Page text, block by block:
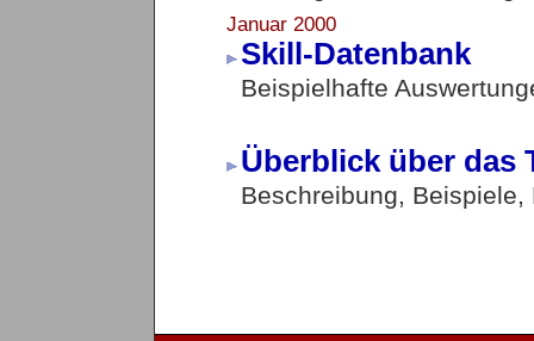
Januar 2000
Skill-Datenbank
Beispielhafte
Überblick über das
Beschreibung,